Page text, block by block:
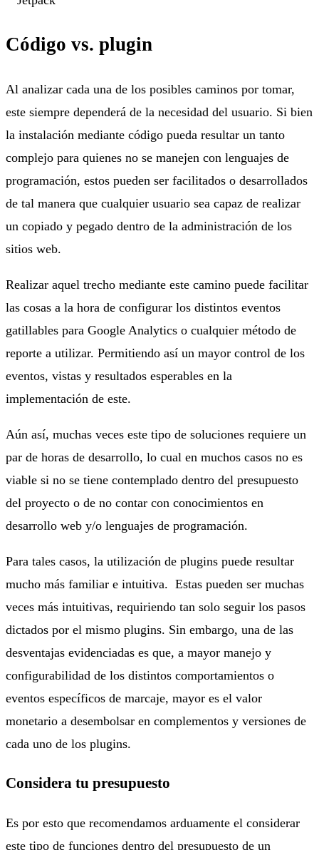
Código vs. plugin
Al analizar cada una de los posibles caminos por tomar,
este siempre dependerá de la necesidad del usuario. Si bien
la instalación mediante código pueda resultar un tanto
complejo para quienes no se manejen con lenguajes de
programación, estos pueden ser facilitados o desarrollados
de tal manera que cualquier usuario sea capaz de realizar
un copiado y pegado dentro de la administración de los
sitios web.
Realizar aquel trecho mediante este camino puede facilitar
las cosas a la hora de configurar los distintos eventos
gatillables para Google Analytics o cualquier método de
reporte a utilizar. Permitiendo así un mayor control de los
eventos, vistas y resultados esperables en la
implementación de este.
Aún así, muchas veces este tipo de soluciones requiere un
par de horas de desarrollo, lo cual en muchos casos no es
viable si no se tiene contemplado dentro del presupuesto
del proyecto o de no contar con conocimientos en
desarrollo web y/o lenguajes de programación.
Para tales casos, la utilización de plugins puede resultar
mucho más familiar e intuitiva. Estas pueden ser muchas
veces más intuitivas, requiriendo tan solo seguir los pasos
dictados por el mismo plugins. Sin embargo, una de las
desventajas evidenciadas es que, a mayor manejo y
configurabilidad de los distintos comportamientos o
eventos específicos de marcaje, mayor es el valor
monetario a desembolsar en complementos y versiones de
cada uno de los plugins.
Considera tu presupuesto
Es por esto que recomendamos arduamente el considerar
este tipo de funciones dentro del presupuesto de un